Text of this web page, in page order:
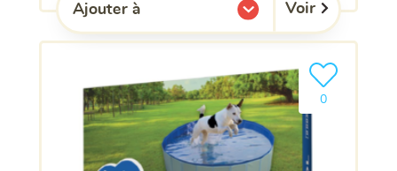
Ajouter à
l'une de mes listes. Voir
0
Ajouter le
clients ont